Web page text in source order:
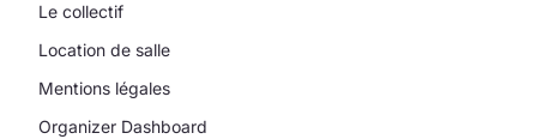
Le collectif
Location de salle
Mentions légales
Organizer Dashboard